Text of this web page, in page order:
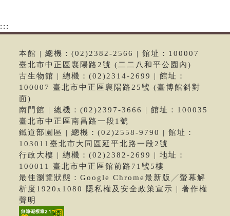
:::
本館 | 總機：(02)2382-2566 | 館址：100007
臺北市中正區襄陽路2號 (二二八和平公園內)
古生物館 | 總機：(02)2314-2699 | 館址：
100007 臺北市中正區襄陽路25號 (臺博館斜對
面)
南門館 | 總機：(02)2397-3666 | 館址：100035
臺北市中正區南昌路一段1號
鐵道部園區 | 總機：(02)2558-9790 | 館址：
103011臺北市大同區延平北路一段2號
行政大樓 | 總機：(02)2382-2699 | 地址：
100011 臺北市中正區館前路71號5樓
最佳瀏覽狀態：Google Chrome最新版╱螢幕解
析度1920x1080 隱私權及安全政策宣示 | 著作權
聲明